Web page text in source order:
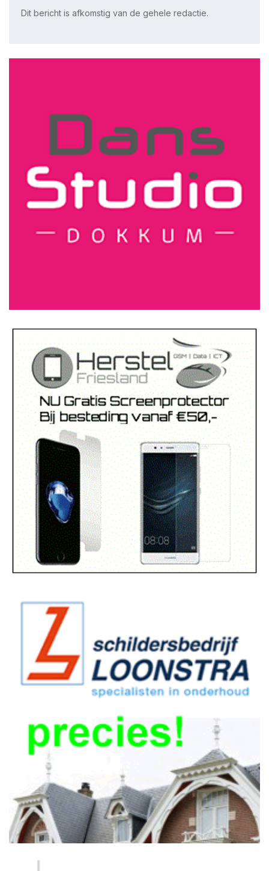
Dit bericht is afkomstig van de gehele redactie.